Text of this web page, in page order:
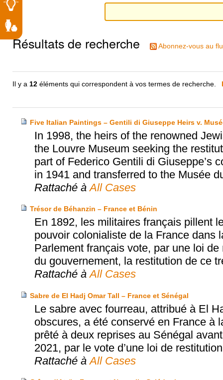
Résultats de recherche Abonnez-vous au
Il y a12 éléments qui correspondent à vos termes de recherche.
Five Italian Paintings – Gentili di Giuseppe Heirs v.
In 1998, the heirs of the renowned
the Louvre Museum seeking the
part of Federico Gentili di Giuseppe’s
in 1941 and transferred to the Musée
Rattaché à All Cases
Trésor de Béhanzin – France et Bénin
En 1892, les militaires français pillent
pouvoir colonialiste de la France dans
Parlement français vote, par une loi
du gouvernement, la restitution de ce
Rattaché à All Cases
Sabre de El Hadj Omar Tall – France et Sénégal
Le sabre avec fourreau, attribué à El
obscures, a été conservé en France à
prêté à deux reprises au Sénégal
2021, par le vote d’une loi de
Rattaché à All Cases